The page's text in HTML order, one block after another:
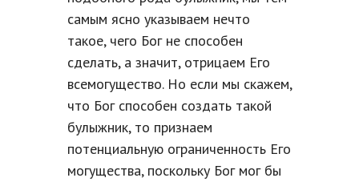
самым ясно указываем нечто
такое, чего Бог не способен
сделать, а значит, отрицаем Его
всемогущество. Но если мы скажем,
что Бог способен создать такой
булыжник, то признаем
потенциальную ограниченность Его
могущества, поскольку Бог мог бы